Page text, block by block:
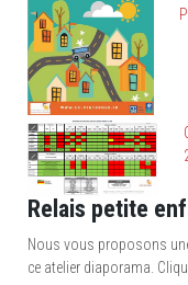
Relais petite
Nous vous proposons
ce atelier diaporama.